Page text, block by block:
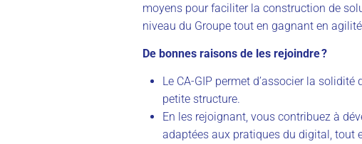
moyens pour faciliter la construction de
niveau du Groupe tout en gagnant en
De bonnes raisons de les rejoindre ?
Le CA-GIP permet d’associer la solidité
petite structure.
En les rejoignant, vous contribuez à
adaptées aux pratiques du digital, tout